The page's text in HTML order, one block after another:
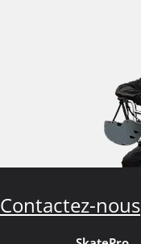
Contactez-nous